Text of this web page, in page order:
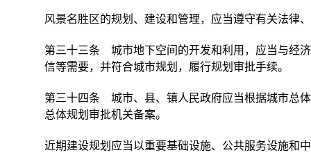
风景名胜区的规划、建设和管理，应当遵守有关法律
第三十三条 城市地下空间的开发和利用，应当与经
信等需要，并符合城市规划，履行规划审批手续。
第三十四条 城市、县、镇人民政府应当根据城市总
总体规划审批机关备案。
近期建设规划应当以重要基础设施、公共服务设施和